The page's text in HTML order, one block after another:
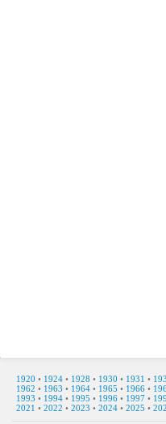
1920 • 1924 • 1928 • 1930 • 1931 •
1962 • 1963 • 1964 • 1965 • 1966 •
1993 • 1994 • 1995 • 1996 • 1997 •
2021 • 2022 • 2023 • 2024 • 2025 •